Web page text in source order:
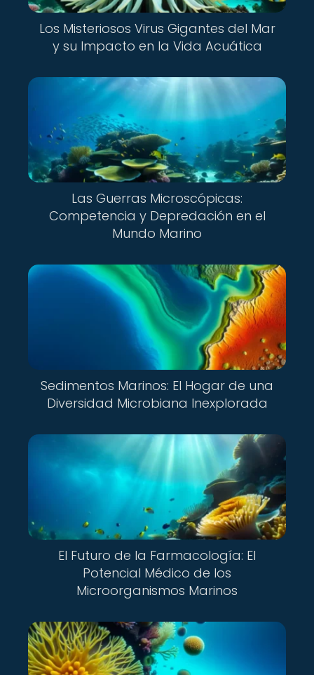
Los Misteriosos Virus Gigantes del Mar
y su Impacto en la Vida Acuática
Las Guerras Microscópicas:
Competencia y Depredación en el
Mundo Marino
Sedimentos Marinos: El Hogar de una
Diversidad Microbiana Inexplorada
El Futuro de la Farmacología: El
Potencial Médico de los
Microorganismos Marinos